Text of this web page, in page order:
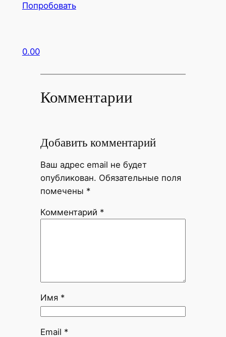
Попробовать
0.00
Комментарии
Добавить комментарий
Ваш адрес email не будет
опубликован. Обязательные поля
помечены *
Комментарий *
Имя *
Email *